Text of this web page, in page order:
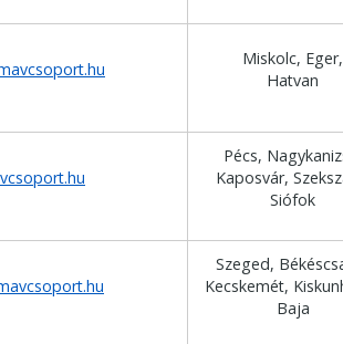
Miskolc, Eger,
Hatvan
Pécs,
Kaposvár,
Siófok
Szeged,
Kecskemét,
Baja